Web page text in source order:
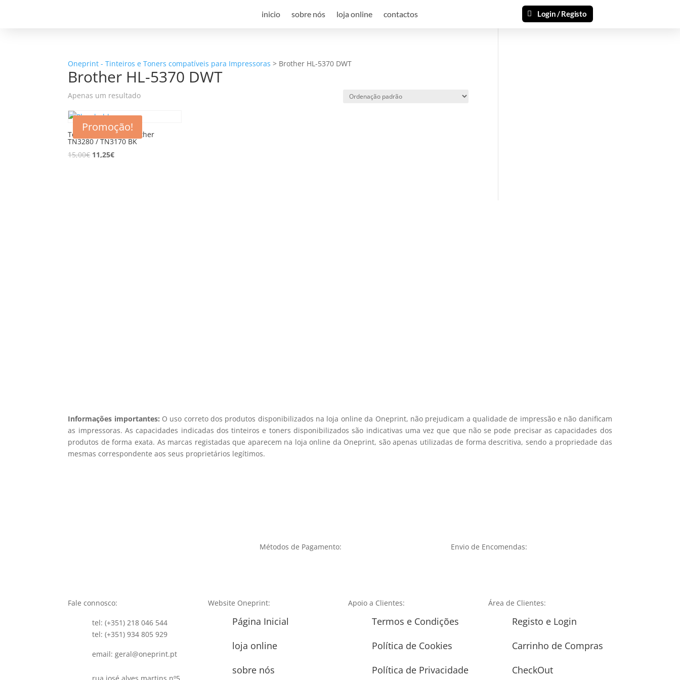
inicio sobre nós loja online contactos Login / Registo
Oneprint - Tinteiros e Toners compatíveis para Impressoras > Brother HL-5370 DWT
Brother HL-5370 DWT
Apenas um resultado
Promoção!
Toner compatível Brother
TN3280 / TN3170 BK
15,00€ 11,25€
Informações importantes: O uso correto dos produtos disponibilizados na loja online da Oneprint, não prejudicam a qualidade de impressão e não danificam
as impressoras. As capacidades indicadas dos tinteiros e toners disponibilizados são indicativas uma vez que que não se pode precisar as capacidades dos
produtos de forma exata. As marcas registadas que aparecem na loja online da Oneprint, são apenas utilizadas de forma descritiva, sendo a propriedade das
mesmas correspondente aos seus proprietários legítimos.
Métodos de Pagamento: Envio de Encomendas:
Fale connosco:
tel: (+351) 218 046 544
tel: (+351) 934 805 929
email: geral@oneprint.pt
Website Oneprint:
Página Inicial
loja online
sobre nós
Apoio a Clientes:
Termos e Condições
Política de Cookies
Política de Privacidade
Área de Clientes:
Registo e Login
Carrinho de Compras
CheckOut